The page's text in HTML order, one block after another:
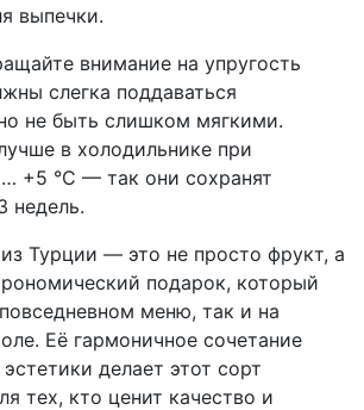
выпечки.
внимание на упругость
слегка поддаваться
не быть слишком мягкими.
в холодильнике при
+5 °C — так они сохранят
недель.
Турции — это не просто фрукт, а
подарок, который
меню, так и на
Её гармоничное сочетание
делает этот сорт
тех, кто ценит качество и